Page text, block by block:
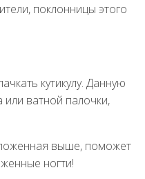
поклонницы этого
кутикулу. Данную
ватной палочки,
выше, поможет
ногти!